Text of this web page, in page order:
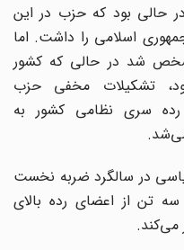
بود که حزب در این
اسلامی را داشت. اما
شد در حالی که کشور
تشکیلات مخفی حزب
سری نظامی کشور به
در سالگرد ضربه نخست
تن از اعضای رده‌ بالای